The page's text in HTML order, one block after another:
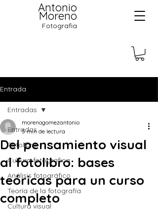
Antonio
Moreno
Fotografia
Entrada
Entradas
Fotolibro
Cultura fotografica
Análisis fotográfico
Teoría de la fotografía
Cultura visual
Entradas
Del pensamiento visual
al fotolibro: bases
teóricas para un curso
completo
morenogomezantonio
5 min de lectura